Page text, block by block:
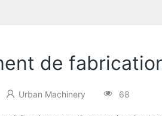
de
Urban Machinery 68